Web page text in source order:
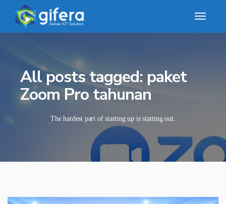
All posts tagged: paket
Zoom Pro tahunan
The hardest part of starting up is starting out.